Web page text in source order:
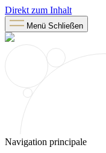
Direkt zum Inhalt
Menü Schließen
Navigation principale